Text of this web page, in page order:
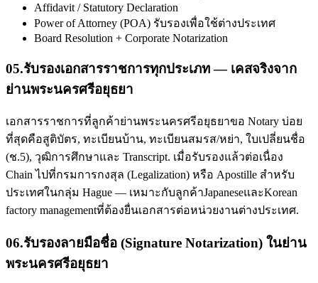
Affidavit / Statutory Declaration
Power of Attorney (POA) รับรองเพื่อใช้ต่างประเทศ
Board Resolution + Corporate Notarization
05.รับรองเอกสารราชการทุกประเภท — เคสจริงจาก
ย่านพระนครศรีอยุธยา
เอกสารราชการที่ลูกค้าย่านพระนครศรีอยุธยาขอ Notary บ่อย
ที่สุดคือสูติบัตร, ทะเบียนบ้าน, ทะเบียนสมรส/หย่า, ใบเปลี่ยนชื่อ
(ช.5), วุฒิการศึกษาและ Transcript. เมื่อรับรองแล้วต่อเนื่อง
Chain ไปที่กรมการกงสุล (Legalization) หรือ Apostille สำหรับ
ประเทศในกลุ่ม Hague — เหมาะกับลูกค้าJapaneseและKorean
factory managementที่ต้องยื่นเอกสารต่อหน่วยงานต่างประเทศ.
06.รับรองลายมือชื่อ (Signature Notarization) ในย่าน
พระนครศรีอยุธยา